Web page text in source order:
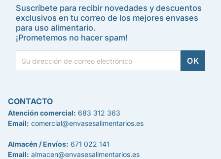
Suscríbete para recibir novedades y descuentos
exclusivos en tu correo de los mejores envases
para uso alimentario.
¡Prometemos no hacer spam!
CONTACTO
Atención comercial: 683 312 363
Email: comercial@envasesalimentarios.es
Almacén / Envíos: 671 022 141
Email: almacen@envasesalimentarios.es